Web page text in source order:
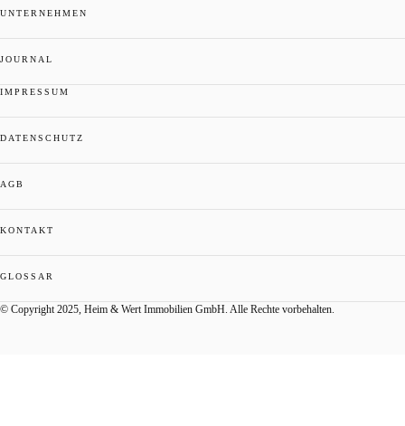
UNTERNEHMEN
JOURNAL
IMPRESSUM
DATENSCHUTZ
AGB
KONTAKT
GLOSSAR
© Copyright 2025, Heim & Wert Immobilien GmbH. Alle Rechte vorbehalten.